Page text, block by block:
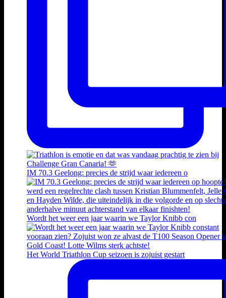
IM 70.3 Geelong: precies de strijd waar iedereen o
Wordt het weer een jaar waarin we Taylor Knibb con
Het World Triathlon Cup seizoen is zojuist gestart